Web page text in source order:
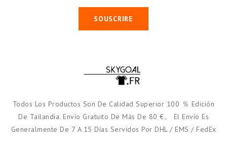
SOUSCRIRE
Todos Los Productos Son De Calidad Superior 100 ％ Edición
De Tailandia. Envío Gratuito De Más De 80 €。 El Envío Es
Generalmente De 7 A 15 Días Servidos Por DHL / EMS / FedEx